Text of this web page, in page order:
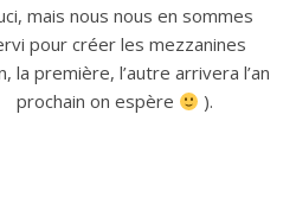
mais nous nous en sommes
pour créer les mezzanines
la première, l’autre arrivera l’an
prochain on espère
).